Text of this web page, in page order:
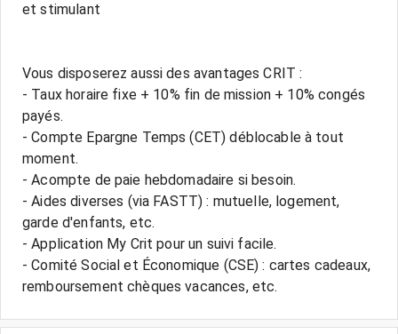
et stimulant
Vous disposerez aussi des avantages CRIT :
- Taux horaire fixe + 10% fin de mission + 10% congés
payés.
- Compte Epargne Temps (CET) déblocable à tout
moment.
- Acompte de paie hebdomadaire si besoin.
- Aides diverses (via FASTT) : mutuelle, logement,
garde d'enfants, etc.
- Application My Crit pour un suivi facile.
- Comité Social et Économique (CSE) : cartes cadeaux,